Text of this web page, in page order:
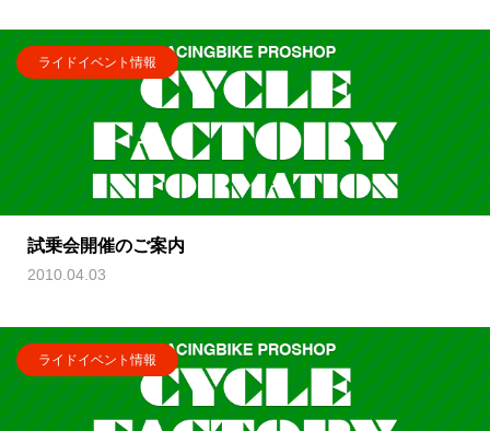
ライドイベント情報
試乗会開催のご案内
2010.04.03
ライドイベント情報